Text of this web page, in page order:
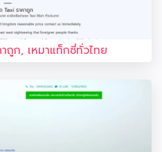
ถูก, เหมาแท็กซี่ทั่วไทย